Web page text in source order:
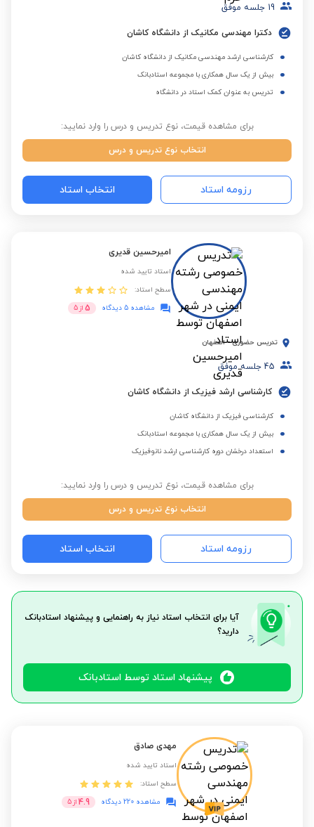
19 جلسه موفق
دکترا مهندسی مکانیک از دانشگاه کاشان
کارشناسی ارشد مهندسی مکانیک از دانشگاه کاشان
بیش از یک سال همکاری با مجموعه استادبانک
تدریس به عنوان کمک استاد در دانشگاه
برای مشاهده قیمت، نوع تدریس و درس را وارد نمایید:
انتخاب نوع تدریس و درس
رزومه استاد انتخاب استاد
امیرحسین قدیری
استاد تایید شده
سطح استاد:
مشاهده 5 دیدگاه
5 از 5
تدریس حضوری - اصفهان
45 جلسه موفق
کارشناسی ارشد فیزیک از دانشگاه کاشان
کارشناسی فیزیک از دانشگاه کاشان
بیش از یک سال همکاری با مجموعه استادبانک
استعداد درخشان دوره کارشناسی ارشد نانوفیزیک
برای مشاهده قیمت، نوع تدریس و درس را وارد نمایید:
انتخاب نوع تدریس و درس
رزومه استاد انتخاب استاد
آیا برای انتخاب استاد نیاز به راهنمایی و پیشنهاد استادبانک
دارید؟
پیشنهاد استاد توسط استادبانک
مهدی صادق
استاد تایید شده
سطح استاد:
مشاهده 220 دیدگاه
4.9 از 5